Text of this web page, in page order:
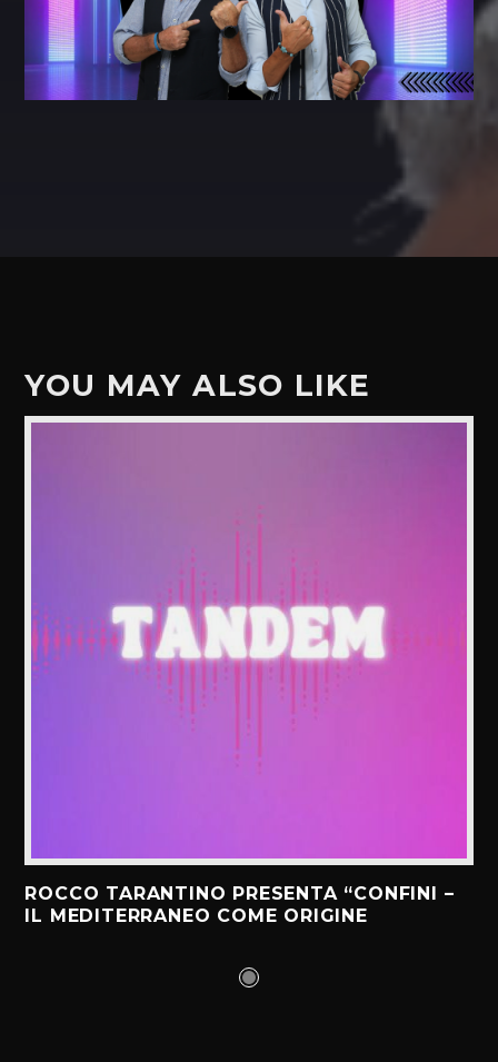
YOU MAY ALSO LIKE
ROCCO TARANTINO PRESENTA “CONFINI –
IL MEDITERRANEO COME ORIGINE